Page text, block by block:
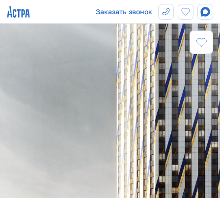
Заказать звонок